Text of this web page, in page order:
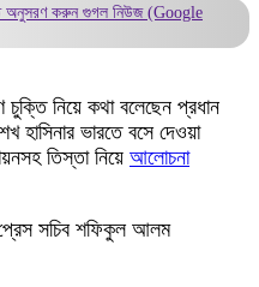
অনুসরণ করুন গুগল নিউজ (Google
চুক্তি নিয়ে কথা বলেছেন প্রধান
হাসিনার ভারতে বসে দেওয়া
তিস্তা নিয়ে আলোচনা
সচিব শফিকুল আলম